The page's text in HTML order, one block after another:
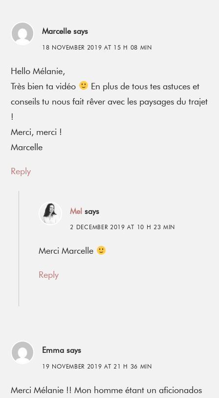
Marcelle says
18 NOVEMBER 2019 AT 15 H 08 MIN
Hello Mélanie,
Très bien ta vidéo
En plus de tous tes astuces et
conseils tu nous fait rêver avec les paysages du trajet
!
Merci, merci !
Marcelle
Reply
Mel says
2 DECEMBER 2019 AT 10 H 23 MIN
Merci Marcelle
Reply
Emma says
19 NOVEMBER 2019 AT 21 H 36 MIN
Merci Mélanie !! Mon homme étant un aficionados